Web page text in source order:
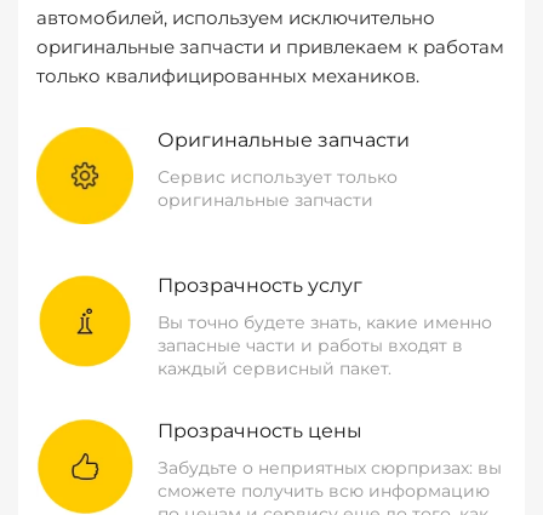
автомобилей, используем исключительно
оригинальные запчасти и привлекаем к работам
только квалифицированных механиков.
Оригинальные запчасти
Сервис использует только
оригинальные запчасти
Прозрачность услуг
Вы точно будете знать, какие именно
запасные части и работы входят в
каждый сервисный пакет.
Прозрачность цены
Забудьте о неприятных сюрпризах: вы
сможете получить всю информацию